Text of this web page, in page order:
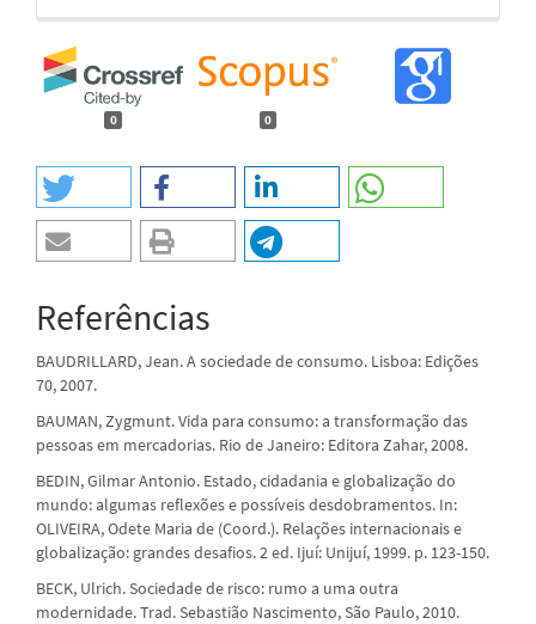
0 0
Referências
BAUDRILLARD, Jean. A sociedade de consumo. Lisboa: Edições
70, 2007.
BAUMAN, Zygmunt. Vida para consumo: a transformação das
pessoas em mercadorias. Rio de Janeiro: Editora Zahar, 2008.
BEDIN, Gilmar Antonio. Estado, cidadania e globalização do
mundo: algumas reflexões e possíveis desdobramentos. In:
OLIVEIRA, Odete Maria de (Coord.). Relações internacionais e
globalização: grandes desafios. 2 ed. Ijuí: Unijuí, 1999. p. 123-150.
BECK, Ulrich. Sociedade de risco: rumo a uma outra
modernidade. Trad. Sebastião Nascimento, São Paulo, 2010.